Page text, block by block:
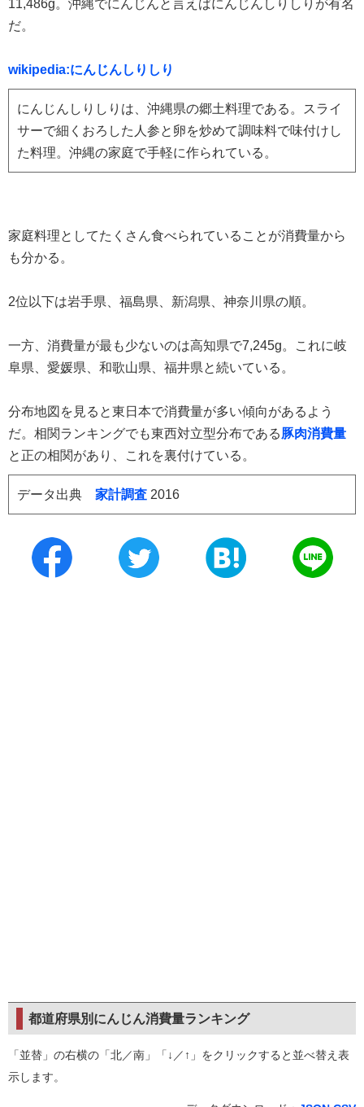
11,486g。沖縄でにんじんと言えばにんじんしりしりが有名
だ。
wikipedia:にんじんしりしり
にんじんしりしりは、沖縄県の郷土料理である。スライ
サーで細くおろした人参と卵を炒めて調味料で味付けし
た料理。沖縄の家庭で手軽に作られている。
家庭料理としてたくさん食べられていることが消費量から
も分かる。
2位以下は岩手県、福島県、新潟県、神奈川県の順。
一方、消費量が最も少ないのは高知県で7,245g。これに岐
阜県、愛媛県、和歌山県、福井県と続いている。
分布地図を見ると東日本で消費量が多い傾向があるよう
だ。相関ランキングでも東西対立型分布である豚肉消費量
と正の相関があり、これを裏付けている。
データ出典 家計調査 2016
都道府県別にんじん消費量ランキング
「並替」の右横の「北／南」「↓／↑」をクリックすると並べ替え表
示します。